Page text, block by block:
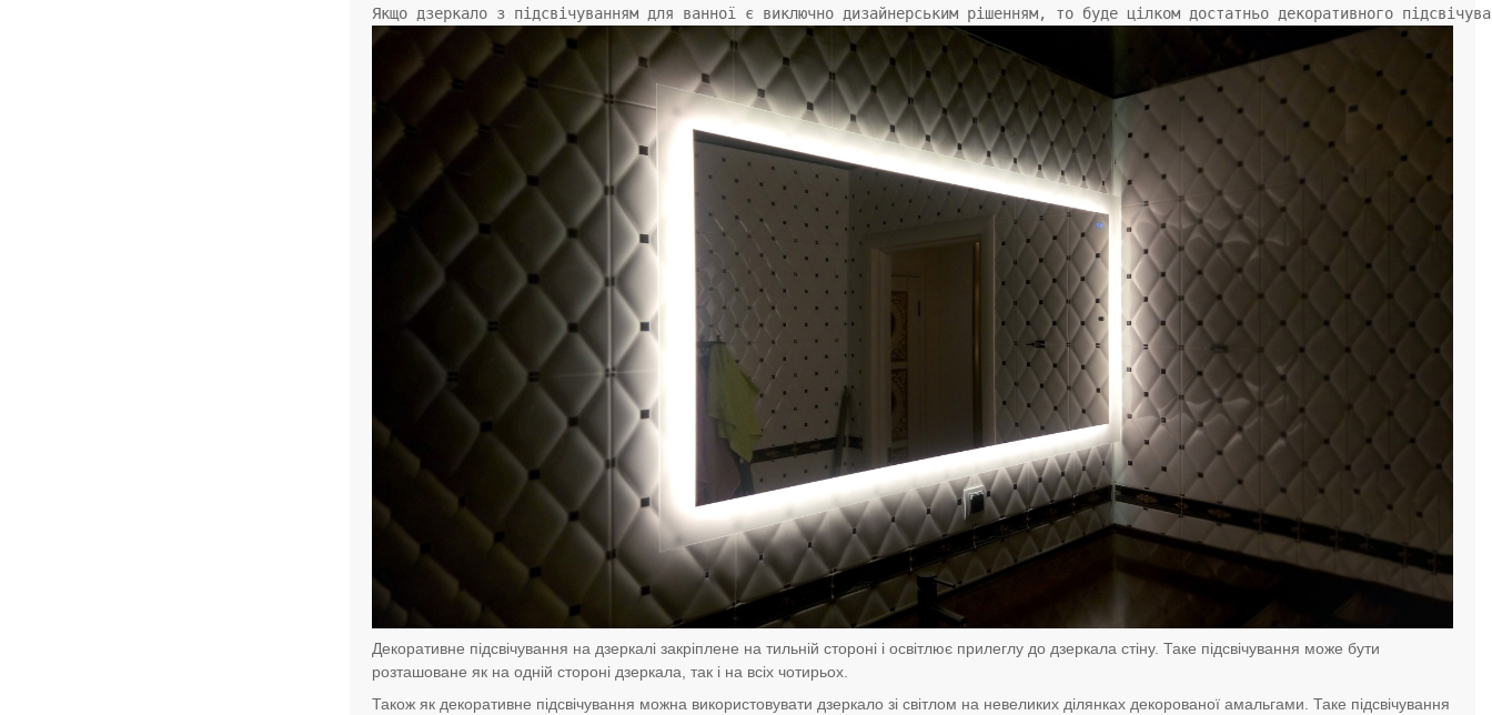
Якщо дзеркало з підсвічуванням для ванної є виключно дизайнерським рішенням, то буде цілком достатньо декоративного
Декоративне підсвічування на дзеркалі закріплене на тильній стороні і освітлює прилеглу до дзеркала стіну. Таке підсвічування може бути
розташоване як на одній стороні дзеркала, так і на всіх чотирьох.
Також як декоративне підсвічування можна використовувати дзеркало зі світлом на невеликих ділянках декорованої амальгами. Таке підсвічування